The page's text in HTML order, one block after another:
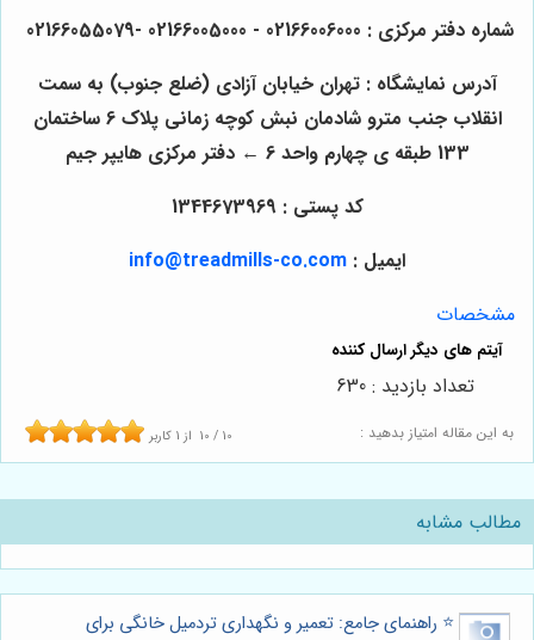
شماره دفتر مرکزی : 02166006000 - 02166005000 -02166055079
آدرس نمایشگاه : تهران خیابان آزادی (ضلع جنوب) به سمت
انقلاب جنب مترو شادمان نبش کوچه زمانی پلاک 6 ساختمان
133 طبقه ی چهارم واحد 6 ← دفتر مرکزی هایپر جیم
کد پستی : 1344673969
ایمیل : info@treadmills-co.com
مشخصات
به این مقاله امتیاز بدهید : 10 / 10 از 1 کاربر
تعداد بازدید : 630
مطالب مشابه
⭐️ راهنمای جامع: تعمیر و نگهداری تردمیل خانگی برای